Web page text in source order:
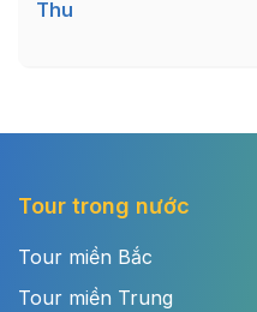
Thu
Tour trong nước
Tour miền Bắc
Tour miền Trung